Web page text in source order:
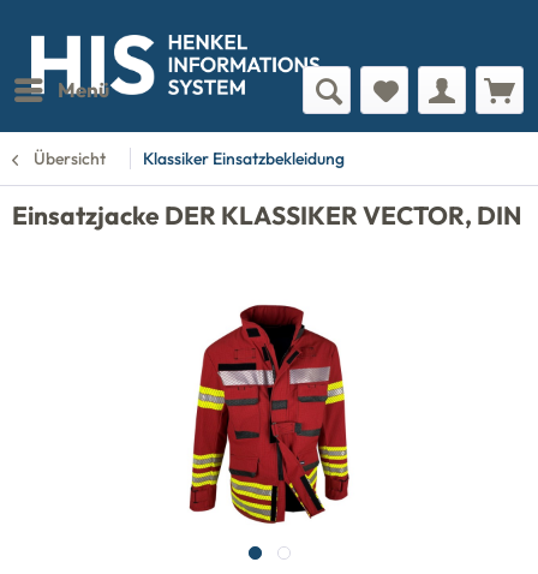
Menü
Übersicht Klassiker Einsatzbekleidung
Einsatzjacke DER KLASSIKER VECTOR, DIN